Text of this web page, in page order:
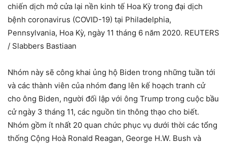
chiến dịch mở cửa lại nền kinh tế Hoa Kỳ trong đại dịch
bệnh coronavirus (COVID-19) tại Philadelphia,
Pennsylvania, Hoa Kỳ, ngày 11 tháng 6 năm 2020. REUTERS
/ Slabbers Bastiaan
Nhóm này sẽ công khai ủng hộ Biden trong những tuần tới
và các thành viên của nhóm đang lên kế hoạch tranh cử
cho ông Biden, người đối lập với ông Trump trong cuộc bầu
cử ngày 3 tháng 11, các nguồn tin thông thạo cho biết.
Nhóm gồm ít nhất 20 quan chức phục vụ dưới thời các tổng
thống Cộng Hoà Ronald Reagan, George H.W. Bush và